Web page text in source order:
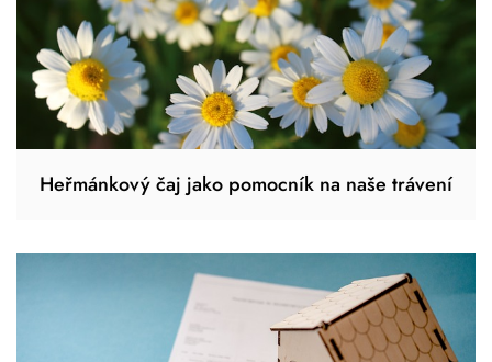
Heřmánkový čaj jako pomocník na naše trávení